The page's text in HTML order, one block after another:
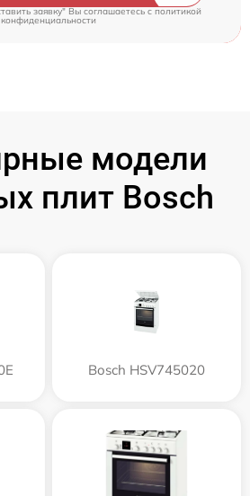
заявку" Вы соглашаетесь cполитикой
конфиденциальности
модели
плит Bosch
Bosch HSV745020